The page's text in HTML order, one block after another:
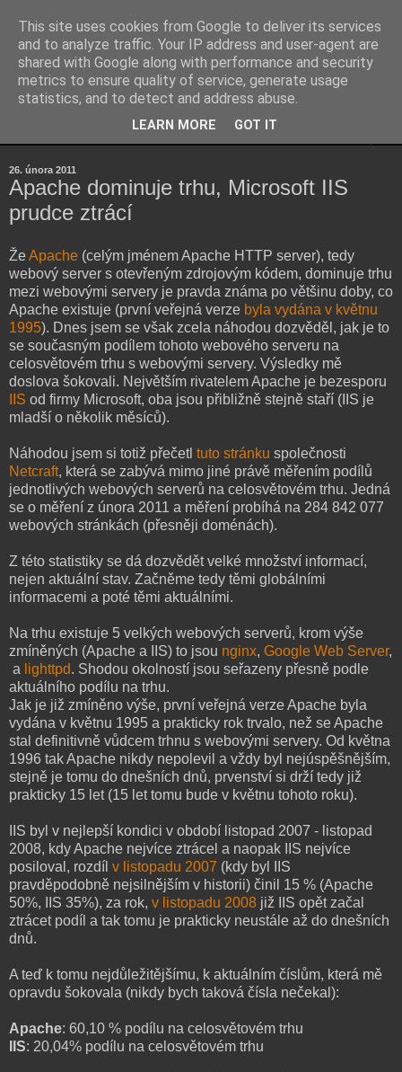
Kubův blog
...osobní blog Jakuba Šenka...
26. února 2011
Apache dominuje trhu, Microsoft IIS
prudce ztrácí
ŽeApache (celým jménem Apache HTTP server), tedy
webový server s otevřeným zdrojovým kódem, dominuje trhu
mezi webovými servery je pravda známa po většinu doby, co
Apache existuje (první veřejná verze byla vydána v květnu
1995). Dnes jsem se však zcela náhodou dozvěděl, jak je to
se současným podílem tohoto webového serveru na
celosvětovém trhu s webovými servery. Výsledky mě
doslova šokovali. Největším rivatelem Apache je bezesporu
IIS od firmy Microsoft, oba jsou přibližně stejně staří (IIS je
mladší o několik měsíců).
Náhodou jsem si totiž přečetl tuto stránku společnosti
Netcraft, která se zabývá mimo jiné právě měřením podílů
jednotlivých webových serverů na celosvětovém trhu. Jedná
se o měření z února 2011 a měření probíhá na 284 842 077
webových stránkách (přesněji doménách).
Z této statistiky se dá dozvědět velké množství informací,
nejen aktuální stav. Začněme tedy těmi globálními
informacemi a poté těmi aktuálními.
Na trhu existuje 5 velkých webových serverů, krom výše
zmíněných (Apache a IIS) to jsou nginx, Google Web Server,
a lighttpd. Shodou okolností jsou seřazeny přesně podle
aktuálního podílu na trhu.
Jak je již zmíněno výše, první veřejná verze Apache byla
vydána v květnu 1995 a prakticky rok trvalo, než se Apache
stal definitivně vůdcem trhnu s webovými servery. Od května
1996 tak Apache nikdy nepolevil a vždy byl nejúspěšnějším,
stejně je tomu do dnešních dnů, prvenství si drží tedy již
prakticky 15 let (15 let tomu bude v květnu tohoto roku).
IIS byl v nejlepší kondici v období listopad 2007 - listopad
2008, kdy Apache nejvíce ztrácel a naopak IIS nejvíce
posiloval, rozdíl v listopadu 2007 (kdy byl IIS
pravděpodobně nejsilnějším v historii) činil 15 % (Apache
50%, IIS 35%), za rok, v listopadu 2008 již IIS opět začal
ztrácet podíl a tak tomu je prakticky neustále až do dnešních
dnů.
A teď k tomu nejdůležitějšímu, k aktuálním číslům, která mě
opravdu šokovala (nikdy bych taková čísla nečekal):
Apache: 60,10 % podílu na celosvětovém trhu
IIS: 20,04% podílu na celosvětovém trhu
This site uses cookies from Google to deliver its services
and to analyze traffic. Your IP address and user-agent are
shared with Google along with performance and security
metrics to ensure quality of service, generate usage
statistics, and to detect and address abuse.
LEARN MORE GOT IT